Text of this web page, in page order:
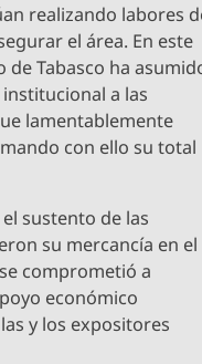
realizando labores
el área. En este
Tabasco ha
a las
lamentablemente
con ello su total
sustento de las
su mercancía en el
comprometió a
económico
y los expositores